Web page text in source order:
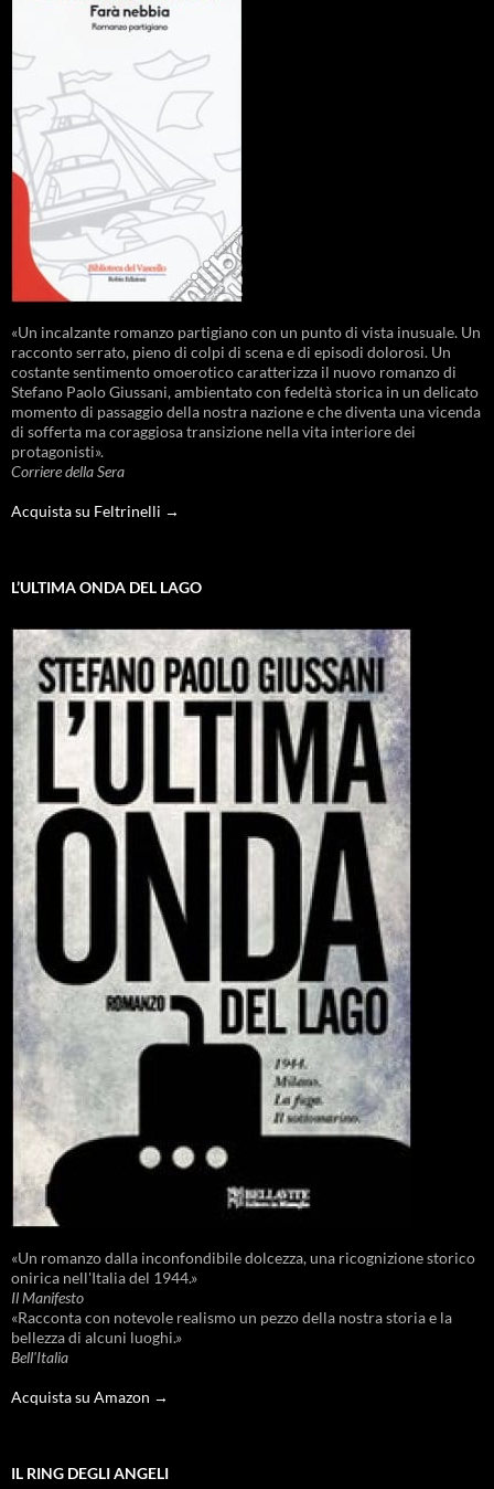
«Un incalzante romanzo partigiano con un punto di vista inusuale. Un
racconto serrato, pieno di colpi di scena e di episodi dolorosi. Un
costante sentimento omoerotico caratterizza il nuovo romanzo di
Stefano Paolo Giussani, ambientato con fedeltà storica in un delicato
momento di passaggio della nostra nazione e che diventa una vicenda
di sofferta ma coraggiosa transizione nella vita interiore dei
protagonisti».
Corriere della Sera
Acquista su Feltrinelli →
L’ULTIMA ONDA DEL LAGO
«Un romanzo dalla inconfondibile dolcezza, una ricognizione storico
onirica nell'Italia del 1944.»
Il Manifesto
«Racconta con notevole realismo un pezzo della nostra storia e la
bellezza di alcuni luoghi.»
Bell'Italia
Acquista su Amazon →
IL RING DEGLI ANGELI